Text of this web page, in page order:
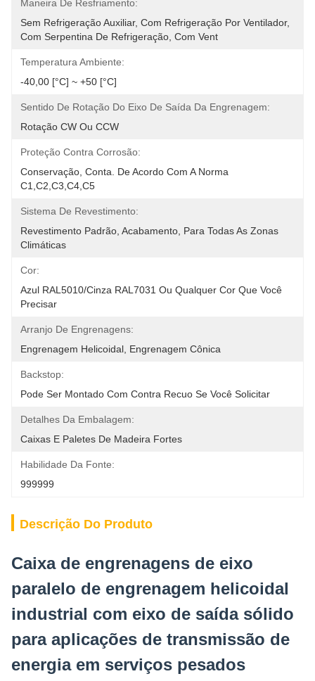
Maneira De Resfriamento:
Sem Refrigeração Auxiliar, Com Refrigeração Por Ventilador,
Com Serpentina De Refrigeração, Com Vent
Temperatura Ambiente:
-40,00 [°C] ~ +50 [°C]
Sentido De Rotação Do Eixo De Saída Da Engrenagem:
Rotação CW Ou CCW
Proteção Contra Corrosão:
Conservação, Conta. De Acordo Com A Norma
C1,C2,C3,C4,C5
Sistema De Revestimento:
Revestimento Padrão, Acabamento, Para Todas As Zonas
Climáticas
Cor:
Azul RAL5010/Cinza RAL7031 Ou Qualquer Cor Que Você
Precisar
Arranjo De Engrenagens:
Engrenagem Helicoidal, Engrenagem Cônica
Backstop:
Pode Ser Montado Com Contra Recuo Se Você Solicitar
Detalhes Da Embalagem:
Caixas E Paletes De Madeira Fortes
Habilidade Da Fonte:
999999
Descrição Do Produto
Caixa de engrenagens de eixo
paralelo de engrenagem helicoidal
industrial com eixo de saída sólido
para aplicações de transmissão de
energia em serviços pesados